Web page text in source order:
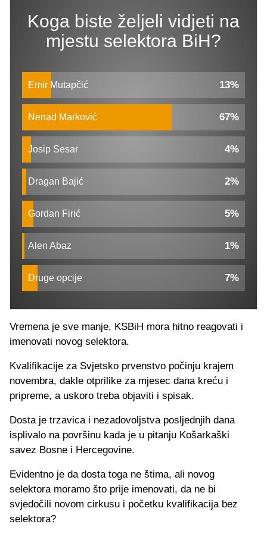
Koga biste željeli vidjeti na
mjestu selektora BiH?
Emir Mutapčić 13%
Nenad Marković 67%
Josip Sesar 4%
Dragan Bajić 2%
Gordan Firić 5%
Alen Abaz 1%
Druge opcije 7%
Vremena je sve manje, KSBiH mora hitno reagovati i
imenovati novog selektora.
Kvalifikacije za Svjetsko prvenstvo počinju krajem
novembra, dakle otprilike za mjesec dana kreću i
pripreme, a uskoro treba objaviti i spisak.
Dosta je trzavica i nezadovoljstva posljednjih dana
isplivalo na površinu kada je u pitanju Košarkaški
savez Bosne i Hercegovine.
Evidentno je da dosta toga ne štima, ali novog
selektora moramo što prije imenovati, da ne bi
svjedočili novom cirkusu i početku kvalifikacija bez
selektora?